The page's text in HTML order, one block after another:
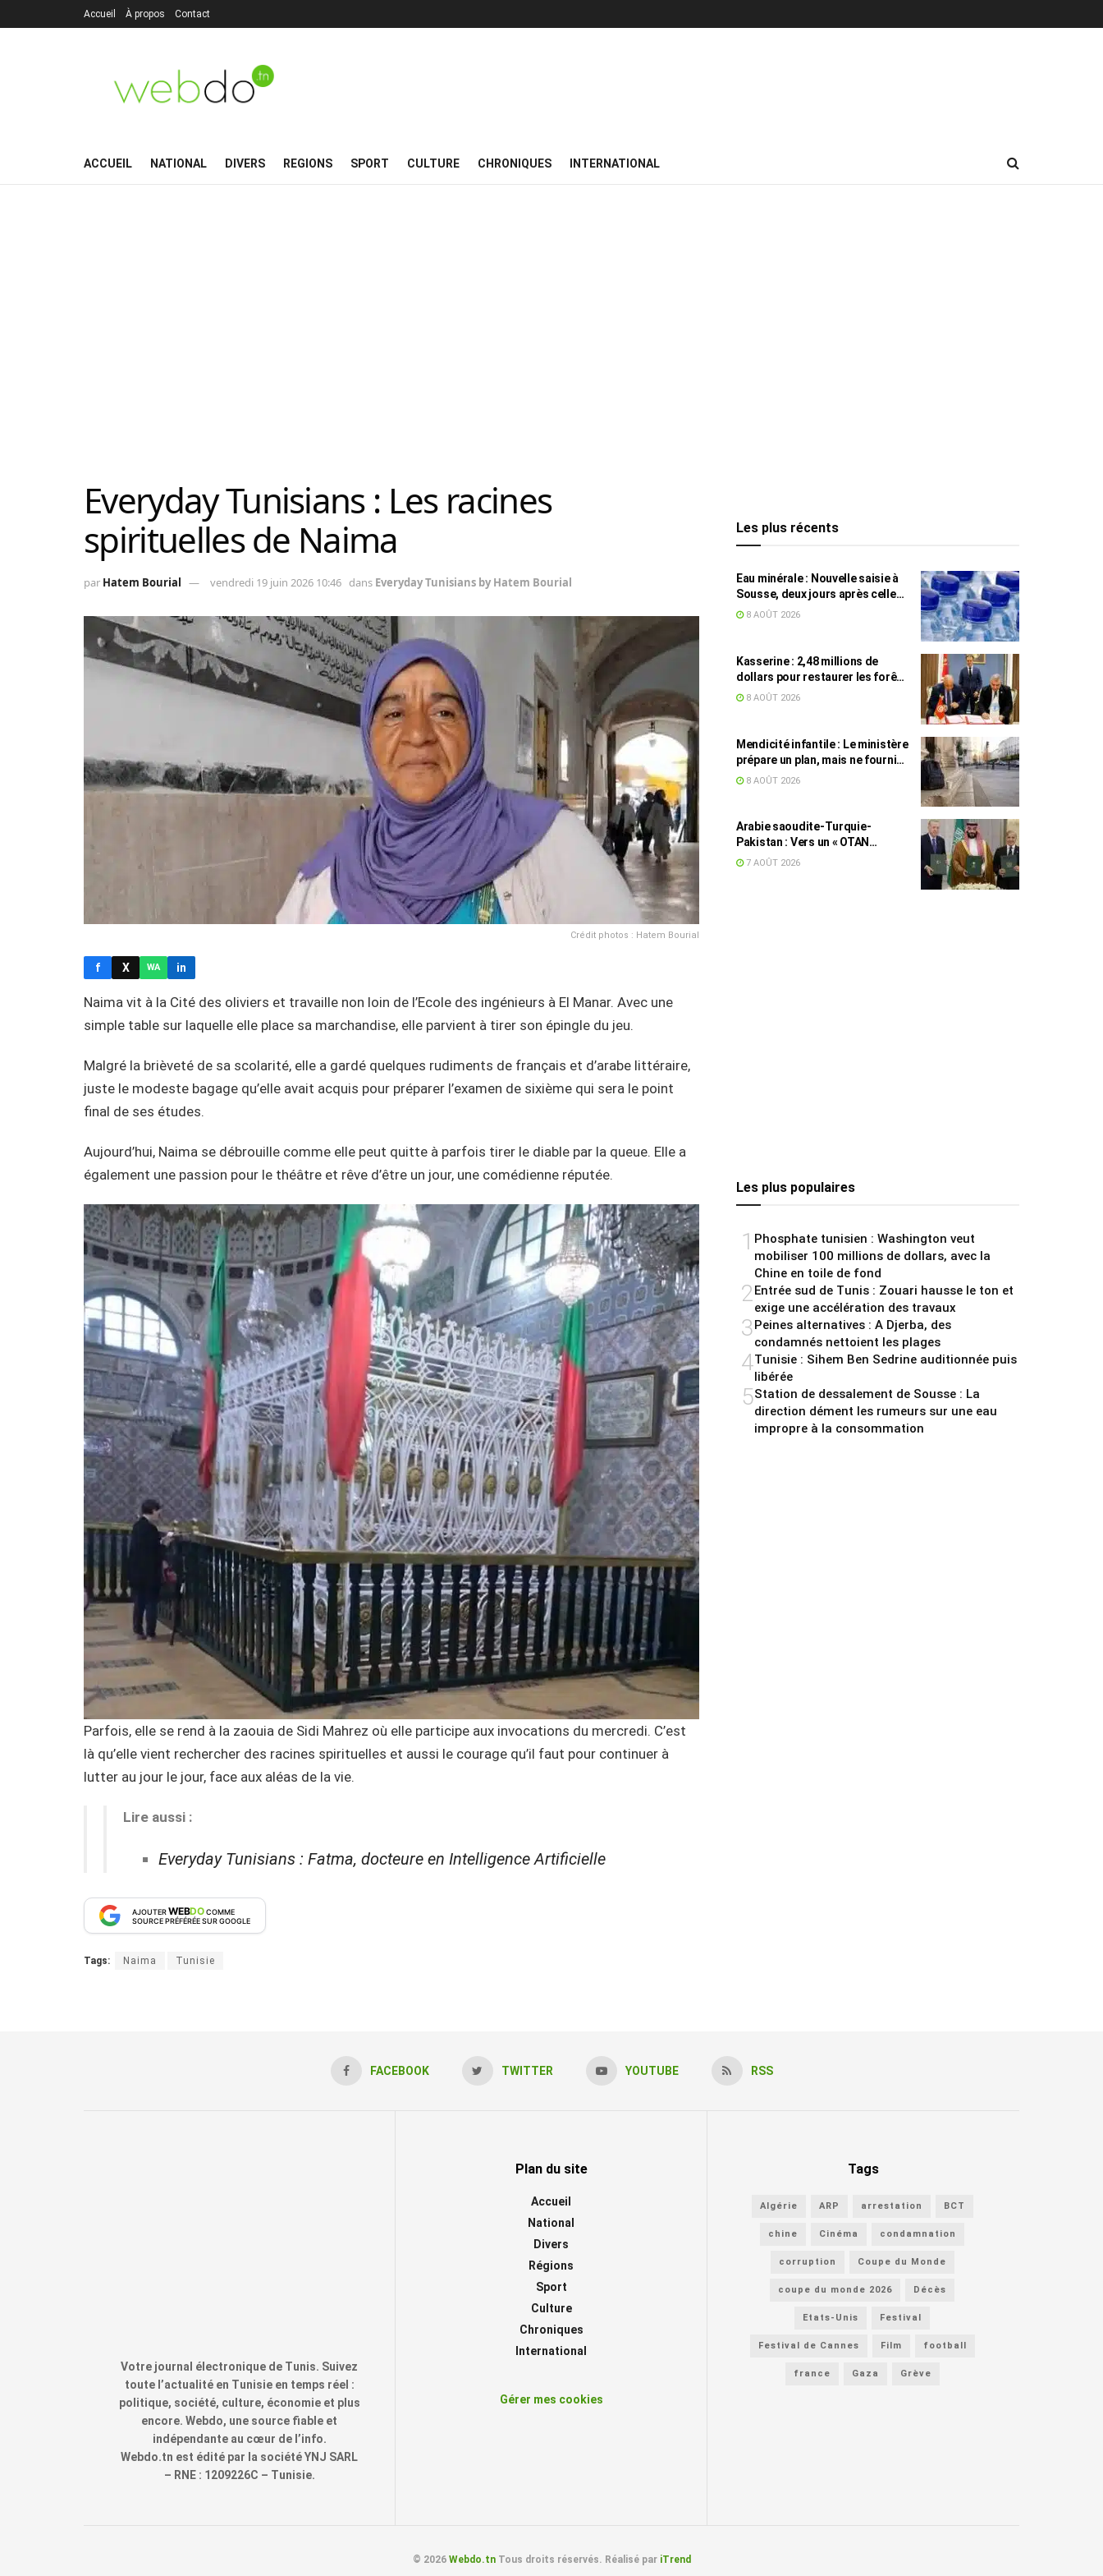
Accueil À propos Contact
ACCUEIL NATIONAL DIVERS REGIONS SPORT CULTURE CHRONIQUES INTERNATIONAL
Everyday Tunisians : Les racines
spirituelles de Naima
par Hatem Bourial vendredi 19 juin 2026 10:46 dans Everyday Tunisians by Hatem Bourial
Crédit photos : Hatem Bourial
f X WA in
Naima vit à la Cité des oliviers et travaille non loin de l’Ecole des ingénieurs à El Manar. Avec une
simple table sur laquelle elle place sa marchandise, elle parvient à tirer son épingle du jeu.
Malgré la brièveté de sa scolarité, elle a gardé quelques rudiments de français et d’arabe littéraire,
juste le modeste bagage qu’elle avait acquis pour préparer l’examen de sixième qui sera le point
final de ses études.
Aujourd’hui, Naima se débrouille comme elle peut quitte à parfois tirer le diable par la queue. Elle a
également une passion pour le théâtre et rêve d’être un jour, une comédienne réputée.
Parfois, elle se rend à la zaouia de Sidi Mahrez où elle participe aux invocations du mercredi. C’est
là qu’elle vient rechercher des racines spirituelles et aussi le courage qu’il faut pour continuer à
lutter au jour le jour, face aux aléas de la vie.
Lire aussi :
Everyday Tunisians : Fatma, docteure en Intelligence Artificielle
AJOUTERWEBDOCOMME
SOURCE PRÉFÉRÉE SUR GOOGLE
Tags: Naima Tunisie
Les plus récents
Eau minérale : Nouvelle saisie à
Sousse, deux jours après celle
des grossistes
8 AOÛT 2026
Kasserine : 2,48 millions de
dollars pour restaurer les forêts
de pin d’Alep
8 AOÛT 2026
Mendicité infantile : Le ministère
prépare un plan, mais ne fournit
toujours aucun chiffre
8 AOÛT 2026
Arabie saoudite-Turquie-
Pakistan : Vers un « OTAN
islamique » ?
7 AOÛT 2026
Les plus populaires
1 Phosphate tunisien : Washington veut
mobiliser 100 millions de dollars, avec la
Chine en toile de fond
2Entrée sud de Tunis : Zouari hausse le ton et
exige une accélération des travaux
3Peines alternatives : A Djerba, des
condamnés nettoient les plages
4Tunisie : Sihem Ben Sedrine auditionnée puis
libérée
5Station de dessalement de Sousse : La
direction dément les rumeurs sur une eau
impropre à la consommation
FACEBOOK TWITTER YOUTUBE RSS
Votre journal électronique de Tunis. Suivez
toute l’actualité en Tunisie en temps réel :
politique, société, culture, économie et plus
encore. Webdo, une source fiable et
indépendante au cœur de l’info.
Webdo.tn est édité par la société YNJ SARL
– RNE : 1209226C – Tunisie.
Plan du site
Accueil
National
Divers
Régions
Sport
Culture
Chroniques
International
Gérer mes cookies
Tags
Algérie ARP arrestation BCT
chine Cinéma condamnation
corruption Coupe du Monde
coupe du monde 2026 Décès
Etats-Unis Festival
Festival de Cannes Film football
france Gaza Grève
© 2026 Webdo.tnTous droits réservés. Réalisé par iTrend